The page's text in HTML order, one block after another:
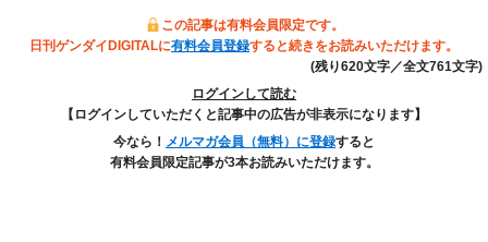
この記事は有料会員限定です。
日刊ゲンダイDIGITALに有料会員登録すると続きをお読みいただけます。
(残り620文字／全文761文字)
ログインして読む
【ログインしていただくと記事中の広告が非表示になります】
今なら！ メルマガ会員（無料）に登録すると
有料会員限定記事が3本お読みいただけます。